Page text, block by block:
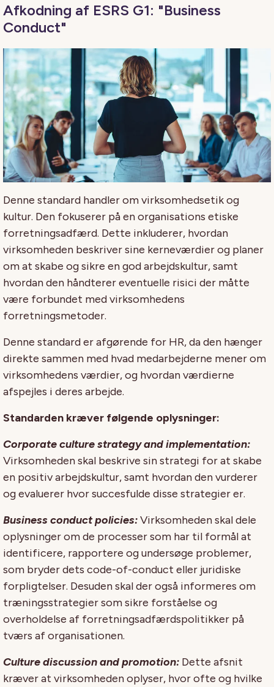
Afkodning af ESRS G1: "Business
Conduct"
Denne standard handler om virksomhedsetik og
kultur. Den fokuserer på en organisations etiske
forretningsadfærd. Dette inkluderer, hvordan
virksomheden beskriver sine kerneværdier og planer
om at skabe og sikre en god arbejdskultur, samt
hvordan den håndterer eventuelle risici der måtte
være forbundet med virksomhedens
forretningsmetoder.
Denne standard er afgørende for HR, da den hænger
direkte sammen med hvad medarbejderne mener om
virksomhedens værdier, og hvordan værdierne
afspejles i deres arbejde.
Standarden kræver følgende oplysninger:
Corporate culture strategy and implementation:
Virksomheden skal beskrive sin strategi for at skabe
en positiv arbejdskultur, samt hvordan den vurderer
og evaluerer hvor succesfulde disse strategier er.
Business conduct policies:Virksomheden skal dele
oplysninger om de processer som har til formål at
identificere, rapportere og undersøge problemer,
som bryder dets code-of-conduct eller juridiske
forpligtelser. Desuden skal der også informeres om
træningsstrategier som sikre forståelse og
overholdelse af forretningsadfærdspolitikker på
tværs af organisationen.
Culture discussion and promotion: Dette afsnit
kræver at virksomheden oplyser, hvor ofte og hvilke